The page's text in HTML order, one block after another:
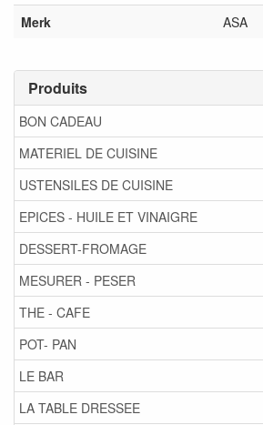
Produits
BON CADEAU
MATERIEL DE CUISINE
USTENSILES DE CUISINE
EPICES - HUILE ET VINAIGRE
DESSERT-FROMAGE
MESURER - PESER
THE - CAFE
POT- PAN
LE BAR
LA TABLE DRESSEE
Merk ASA